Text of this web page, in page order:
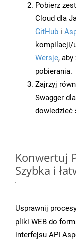
Pobierz
Cloud dla
GitHub i
kompilacji/
Wersje,
pobierania.
Zajrzyj
Swagger dla
dowiedzieć
Konwertuj
Szybka i
Usprawnij
pliki WEB do
interfejsu API